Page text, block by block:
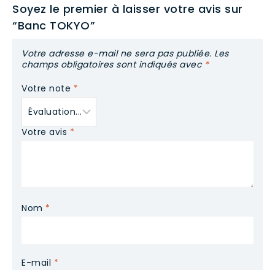
Soyez le premier à laisser votre avis sur
“Banc TOKYO”
Votre adresse e-mail ne sera pas publiée. Les
champs obligatoires sont indiqués avec *
Votre note *
Votre avis *
Nom *
E-mail *